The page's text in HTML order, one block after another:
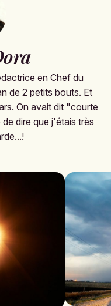
en Chef du
de 2 petits bouts. Et
On avait dit "courte
dire que j'étais très